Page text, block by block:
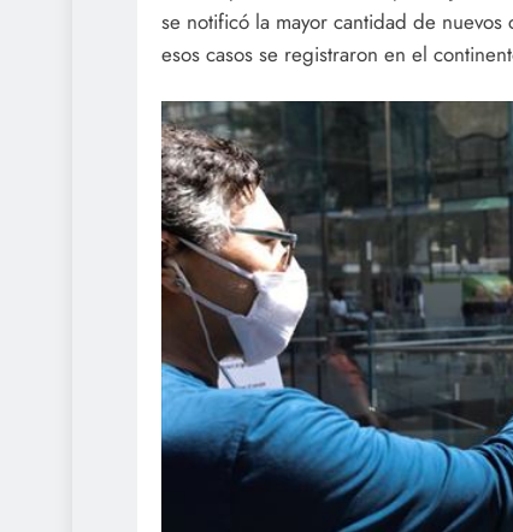
se notificó la mayor cantidad de
esos casos se registraron en el